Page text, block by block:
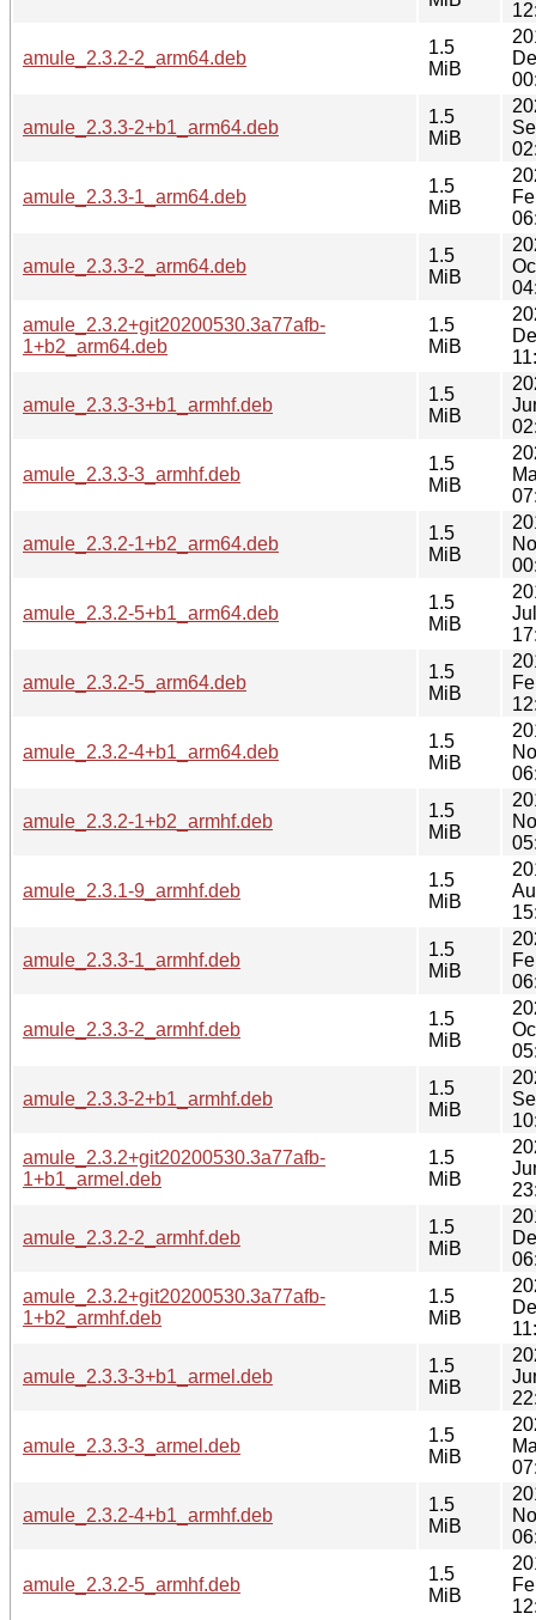
amule_2.3.2-2_arm64.deb
1.5
MiB
amule_2.3.3-2+b1_arm64.deb
1.5
MiB
amule_2.3.3-1_arm64.deb
1.5
MiB
amule_2.3.3-2_arm64.deb
1.5
MiB
amule_2.3.2+git20200530.3a77afb-
1+b2_arm64.deb
1.5
MiB
amule_2.3.3-3+b1_armhf.deb
1.5
MiB
amule_2.3.3-3_armhf.deb
1.5
MiB
amule_2.3.2-1+b2_arm64.deb
1.5
MiB
amule_2.3.2-5+b1_arm64.deb
1.5
MiB
amule_2.3.2-5_arm64.deb
1.5
MiB
amule_2.3.2-4+b1_arm64.deb
1.5
MiB
amule_2.3.2-1+b2_armhf.deb
1.5
MiB
amule_2.3.1-9_armhf.deb
1.5
MiB
amule_2.3.3-1_armhf.deb
1.5
MiB
amule_2.3.3-2_armhf.deb
1.5
MiB
amule_2.3.3-2+b1_armhf.deb
1.5
MiB
amule_2.3.2+git20200530.3a77afb-
1+b1_armel.deb
1.5
MiB
amule_2.3.2-2_armhf.deb
1.5
MiB
amule_2.3.2+git20200530.3a77afb-
1+b2_armhf.deb
1.5
MiB
amule_2.3.3-3+b1_armel.deb
1.5
MiB
amule_2.3.3-3_armel.deb
1.5
MiB
amule_2.3.2-4+b1_armhf.deb
1.5
MiB
amule_2.3.2-5_armhf.deb
1.5
MiB